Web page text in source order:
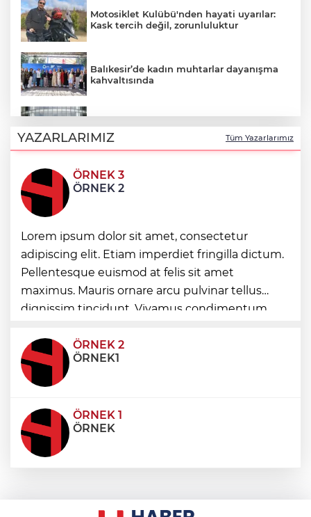
Motosiklet Kulübü'nden hayati uyarılar:
Kask tercih değil, zorunluluktur
Balıkesir’de kadın muhtarlar dayanışma
kahvaltısında
151 şüpheli hakkında dava açıldı
Türk mühendis Polatkan, DARPA Lift
Challenge'da finale kaldı
“Kocaeli Müze” yeni web sitesiyle
yayında
Yenimuhacir Mezarlığı'na anlamlı hayrat
çeşmesi
YAZARLARIMIZ Tüm Yazarlarımız
ÖRNEK 3
ÖRNEK 2
Lorem ipsum dolor sit amet, consectetur
adipiscing elit. Etiam imperdiet fringilla dictum.
Pellentesque euismod at felis sit amet
maximus. Mauris ornare arcu pulvinar tellus
dignissim tincidunt. Vivamus condimentum
condimentum eros et, faucibus sapien. Praese
ÖRNEK 2
ÖRNEK1
ÖRNEK 1
ÖRNEK